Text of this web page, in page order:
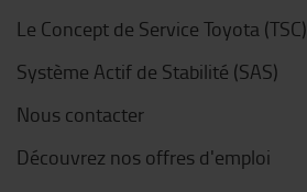
Le Concept de Service Toyota (TSC)
Système Actif de Stabilité (SAS)
Nous contacter
Découvrez nos offres d'emploi